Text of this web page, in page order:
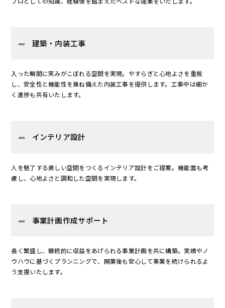
建築・内装工事
入った瞬間に笑みがこぼれる空間を実現。やすらぎと心地よさを重視
し、安全性と機能性を兼ね備えた内装工事を提供します。工事中は細か
く進捗も共有いたします。
インテリア設計
人を魅了する美しい空間をつくるインテリア設計をご提案。機能面も考
慮し、心地よさと調和した空間を実現します。
事業計画作成サポート
長く繁盛し、継続的に収益をあげられる事業計画を共に構築。実績やノ
ウハウに基づくプランニングで、開業後も安心して事業を続けられるよ
う支援いたします。